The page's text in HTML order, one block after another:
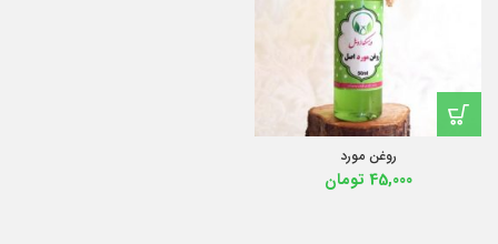
روغن مورد
45,000 تومان